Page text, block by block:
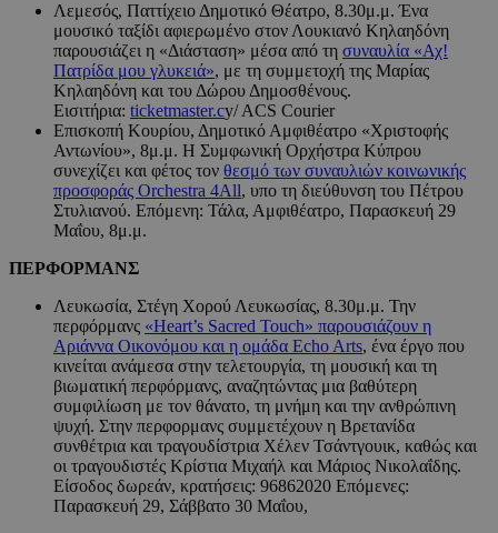
Λεμεσός, Παττίχειο Δημοτικό Θέατρο, 8.30μ.μ. Ένα
μουσικό ταξίδι αφιερωμένο στον Λουκιανό Κηλαηδόνη
παρουσιάζει η «Διάσταση» μέσα από τη συναυλία «Αχ!
Πατρίδα μου γλυκειά», με τη συμμετοχή της Μαρίας
Κηλαηδόνη και του Δώρου Δημοσθένους.
Εισιτήρια: ticketmaster.cy/ ACS Courier
Επισκοπή Κουρίου, Δημοτικό Αμφιθέατρο «Χριστοφής
Αντωνίου», 8μ.μ. Η Συμφωνική Ορχήστρα Κύπρου
συνεχίζει και φέτος τον θεσμό των συναυλιών κοινωνικής
προσφοράς Orchestra 4All, υπο τη διεύθυνση του Πέτρου
Στυλιανού. Επόμενη: Τάλα, Αμφιθέατρο, Παρασκευή 29
Μαΐου, 8μ.μ.
ΠΕΡΦΟΡΜΑΝΣ
Λευκωσία, Στέγη Χορού Λευκωσίας, 8.30μ.μ. Την
περφόρμανς «Heart’s Sacred Touch» παρουσιάζουν η
Αριάννα Οικονόμου και η ομάδα Echo Arts, ένα έργο που
κινείται ανάμεσα στην τελετουργία, τη μουσική και τη
βιωματική περφόρμανς, αναζητώντας μια βαθύτερη
συμφιλίωση με τον θάνατο, τη μνήμη και την ανθρώπινη
ψυχή. Στην περφορμανς συμμετέχουν η Βρετανίδα
συνθέτρια και τραγουδίστρια Χέλεν Τσάντγουικ, καθώς και
οι τραγουδιστές Κρίστια Μιχαήλ και Μάριος Νικολαΐδης.
Είσοδος δωρεάν, κρατήσεις: 96862020 Επόμενες:
Παρασκευή 29, Σάββατο 30 Μαΐου,